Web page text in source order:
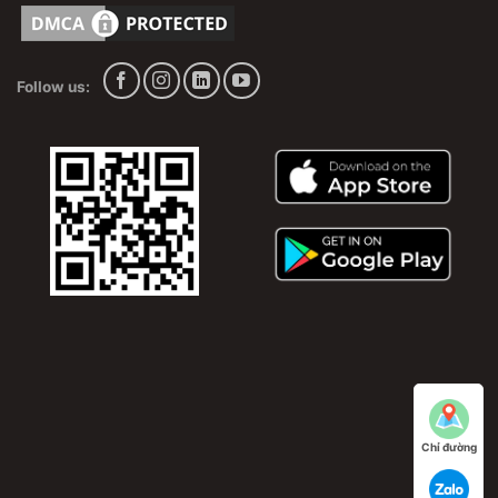
trường, máy lạnh tủ đứng, máy lạnh âm tường và bơm
ga R22, ga R32, ga R410A
Follow us:
Chỉ đường